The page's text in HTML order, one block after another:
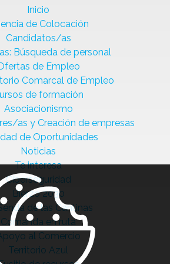
Inicio
de Colocación
Candidatos/as
Búsqueda de personal
de Empleo
Comarcal de Empleo
de formación
Asociacionismo
as y Creación de empresas
de Oportunidades
Noticias
Te interesa
Ciberseguridad
Bierzo 2030
de las Cantinas
Comanda en ruta
al Comercio
Territorio Azul